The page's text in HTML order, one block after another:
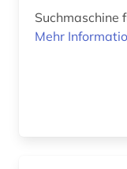
Suchmaschine
Mehr